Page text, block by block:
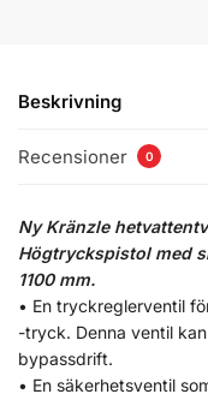
Beskrivning
Recensioner 0
Ny Kränzle
Högtryckspistol med
1100 mm.
• En tryckreglerventil
-tryck. Denna ventil
bypassdrift.
• En säkerhetsventil